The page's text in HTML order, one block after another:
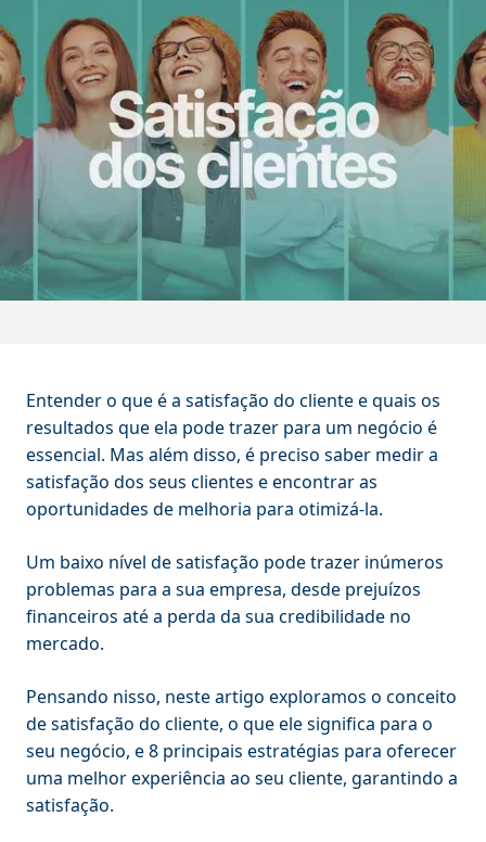
Entender o que é a satisfação do cliente e quais os
resultados que ela pode trazer para um negócio é
essencial. Mas além disso, é preciso saber medir a
satisfação dos seus clientes e encontrar as
oportunidades de melhoria para otimizá-la.
Um baixo nível de satisfação pode trazer inúmeros
problemas para a sua empresa, desde prejuízos
financeiros até a perda da sua credibilidade no
mercado.
Pensando nisso, neste artigo exploramos o conceito
de satisfação do cliente, o que ele significa para o
seu negócio, e 8 principais estratégias para oferecer
uma melhor experiência ao seu cliente, garantindo a
satisfação.